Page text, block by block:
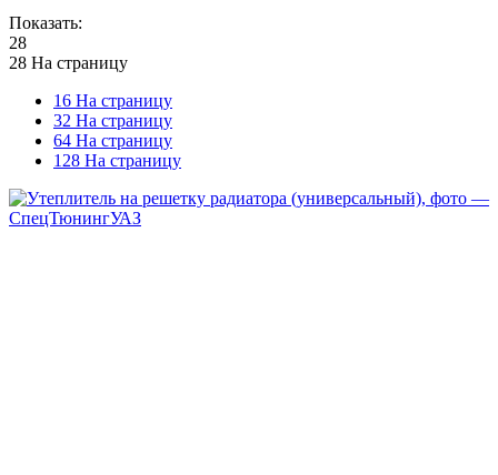
Показать:
28
28 На страницу
16 На страницу
32 На страницу
64 На страницу
128 На страницу